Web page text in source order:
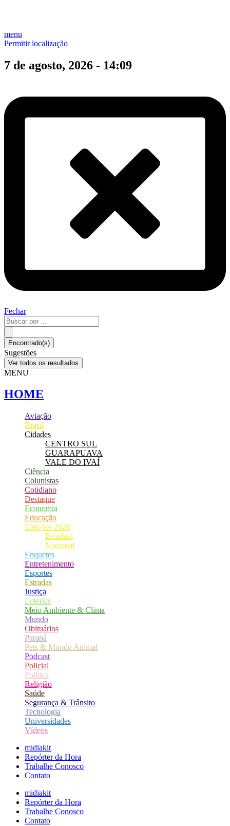
menu
Permitir localização
7 de agosto, 2026 - 14:09
Fechar
Pesquisar
...
Encontrado(s)
Sugestões
Ver todos os resultados
MENU
HOME
Aviação
Brasil
Cidades
CENTRO SUL
GUARAPUAVA
VALE DO IVAÍ
Ciência
Colunistas
Cotidiano
Destaque
Economia
Educação
Eleições 2026
Estadual
Nacional
Enquetes
Entretenimento
Esportes
Estradas
Justiça
Loterias
Meio Ambiente & Clima
Mundo
Obituários
Paraná
Pets & Mundo Animal
Podcast
Policial
Política
Religião
Saúde
Segurança & Trânsito
Tecnologia
Universidades
Vídeos
midiakit
Repórter da Hora
Trabalhe Conosco
Contato
midiakit
Repórter da Hora
Trabalhe Conosco
Contato